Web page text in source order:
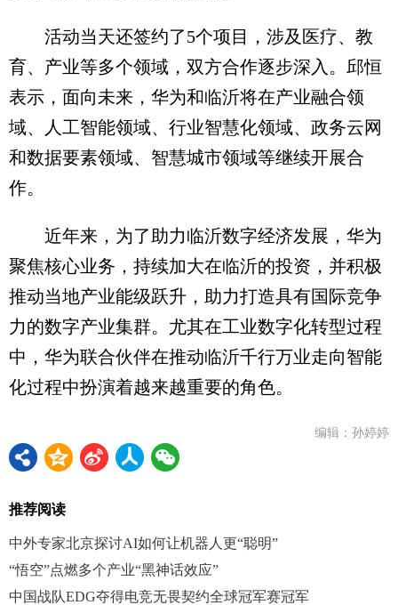
活动当天还签约了5个项目，涉及医疗、教
育、产业等多个领域，双方合作逐步深入。邱恒
表示，面向未来，华为和临沂将在产业融合领
域、人工智能领域、行业智慧化领域、政务云网
和数据要素领域、智慧城市领域等继续开展合
作。
近年来，为了助力临沂数字经济发展，华为
聚焦核心业务，持续加大在临沂的投资，并积极
推动当地产业能级跃升，助力打造具有国际竞争
力的数字产业集群。尤其在工业数字化转型过程
中，华为联合伙伴在推动临沂千行万业走向智能
化过程中扮演着越来越重要的角色。
编辑：孙婷婷
推荐阅读
中外专家北京探讨AI如何让机器人更“聪明”
“悟空”点燃多个产业“黑神话效应”
中国战队EDG夺得电竞无畏契约全球冠军赛冠军